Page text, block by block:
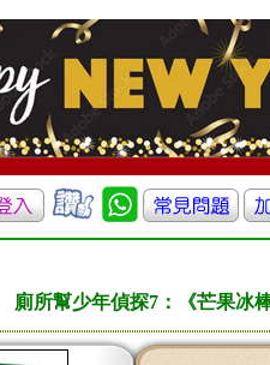
廁所幫少年偵探7：《芒果冰